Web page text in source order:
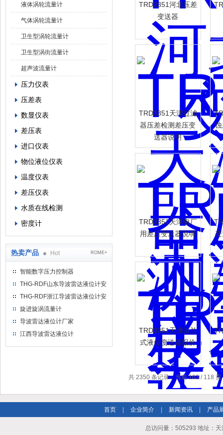
液体涡轮流量计
气体涡轮流量计
卫生型涡轮流量计
卫生型涡街流量计
超声波流量计
压力仪表
压差表
数显仪表
差压表
进口仪表
物位液位仪表
温度仪表
差压仪表
水质在线检测
密度计
热卖产品 Hot ROME+
智能数字压力控制器
THG-RDF山东导波雷达液位计安
装方法
THG-RDF浙江导波雷达液位计安
装方法
旋进旋涡流量计
导波雷达液位计厂家
江西导波雷达液位计
TRD3351河北压差
变送器
TRD3351天津过滤
器压差检测差压变
送器说明
TRD3351天津电厂
用差压变送器说明
TRD3351天津法兰
式液位变送器报价
共 2350 条记录，当前 103 / 118
首页 企业简介 新闻资讯 产品
总访问量：505293 地址：